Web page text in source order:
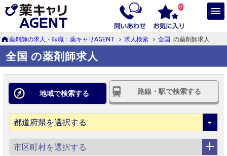
0
薬剤師の求人・転職：薬キャリAGENT 求人検索 全国 の薬剤師求人
全国 の薬剤師求人
地域で検索する 路線・駅で検索する
市区町村を選択する